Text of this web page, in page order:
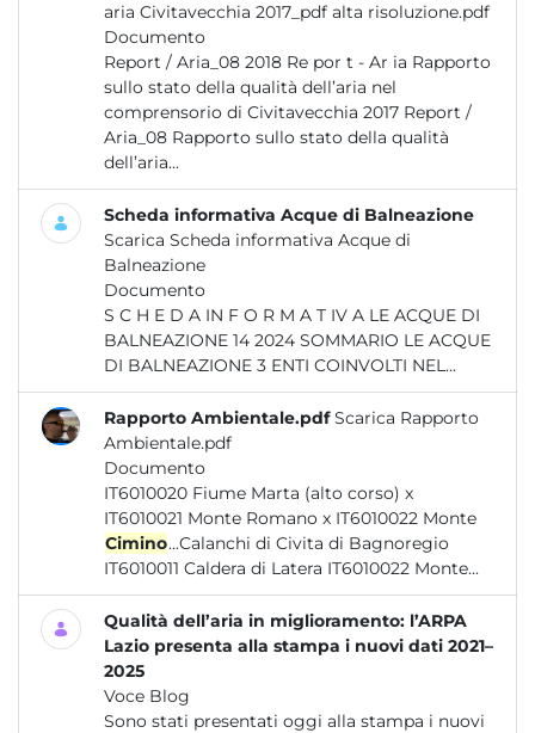
aria Civitavecchia 2017_pdf alta risoluzione.pdf
Documento
Report / Aria_08 2018 Re por t - Ar ia Rapporto
sullo stato della qualità dell’aria nel
comprensorio di Civitavecchia 2017 Report /
Aria_08 Rapporto sullo stato della qualità
dell’aria...
Scheda informativa Acque di Balneazione
Scarica Scheda informativa Acque di
Balneazione
Documento
S C H E D A IN F O R M A T IV A LE ACQUE DI
BALNEAZIONE 14 2024 SOMMARIO LE ACQUE
DI BALNEAZIONE 3 ENTI COINVOLTI NEL...
Rapporto Ambientale.pdf Scarica Rapporto
Ambientale.pdf
Documento
IT6010020 Fiume Marta (alto corso) x
IT6010021 Monte Romano x IT6010022 Monte
Cimino...Calanchi di Civita di Bagnoregio
IT6010011 Caldera di Latera IT6010022 Monte...
Qualità dell’aria in miglioramento: l’ARPA
Lazio presenta alla stampa i nuovi dati 2021–
2025
Voce Blog
Sono stati presentati oggi alla stampa i nuovi